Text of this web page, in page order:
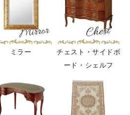
ミラー
チェスト・サイドボ
ード・シェルフ